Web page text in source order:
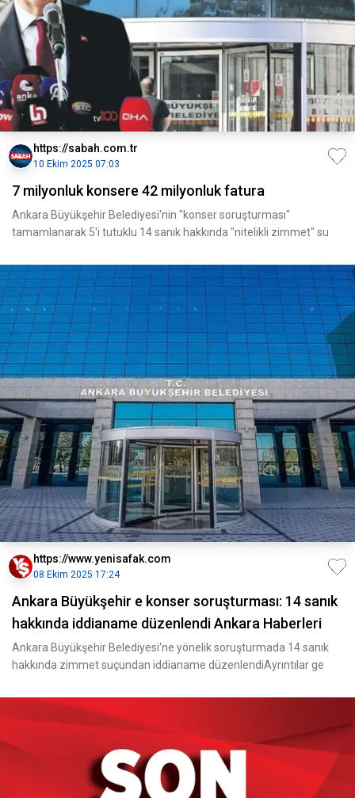
https://sabah.com.tr
10 Ekim 2025 07:03
7 milyonluk konsere 42 milyonluk fatura
Ankara Büyükşehir Belediyesi'nin "konser soruşturması"
tamamlanarak 5'i tutuklu 14 sanık hakkında "nitelikli zimmet" su
https://www.yenisafak.com
08 Ekim 2025 17:24
Ankara Büyükşehir e konser soruşturması: 14 sanık
hakkında iddianame düzenlendi Ankara Haberleri
Ankara Büyükşehir Belediyesi'ne yönelik soruşturmada 14 sanık
hakkında zimmet suçundan iddianame düzenlendiAyrıntılar ge